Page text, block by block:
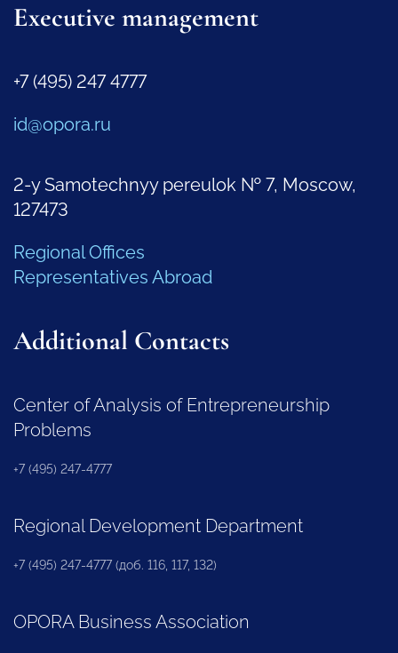
Executive management
+7 (495) 247 4777
id@opora.ru
2-y Samotechnyy pereulok № 7, Moscow,
127473
Regional Offices
Representatives Abroad
Additional Contacts
Center of Analysis of Entrepreneurship
Problems
+7 (495) 247-4777
Regional Development Department
+7 (495) 247-4777 (доб. 116, 117, 132)
OPORA Business Association